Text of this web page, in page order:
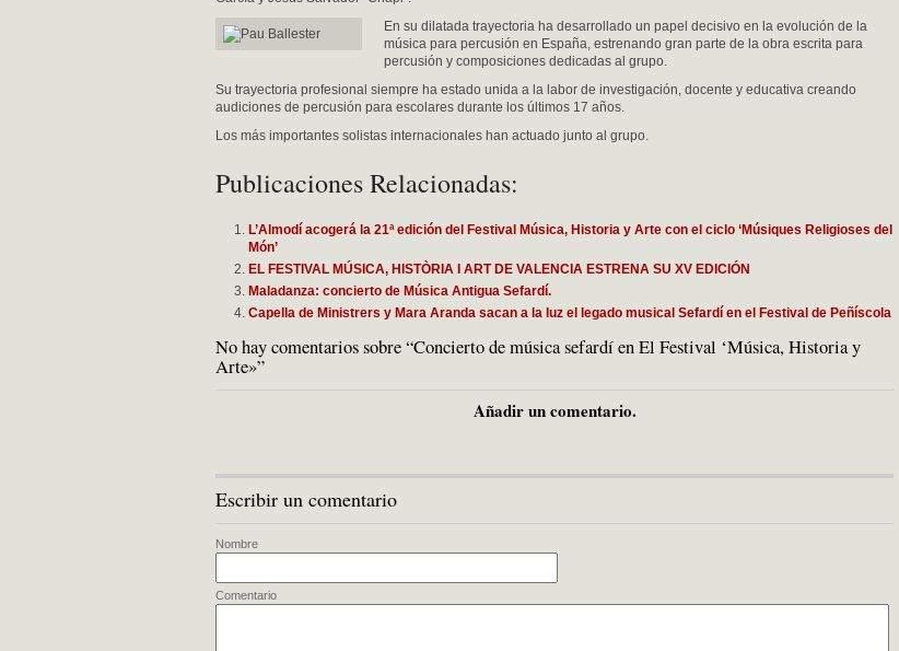
En su dilatada trayectoria ha desarrollado un papel decisivo en la evolución de la
música para percusión en España, estrenando gran parte de la obra escrita para
percusión y composiciones dedicadas al grupo.
Su trayectoria profesional siempre ha estado unida a la labor de investigación, docente y educativa creando
audiciones de percusión para escolares durante los últimos 17 años.
Los más importantes solistas internacionales han actuado junto al grupo.
Publicaciones Relacionadas:
L’Almodí acogerá la 21ª edición del Festival Música, Historia y Arte con el ciclo ‘Músiques Religioses del
Món’
EL FESTIVAL MÚSICA, HISTÒRIA I ART DE VALENCIA ESTRENA SU XV EDICIÓN
Maladanza: concierto de Música Antigua Sefardí.
Capella de Ministrers y Mara Aranda sacan a la luz el legado musical Sefardí en el Festival de Peñíscola
No hay comentarios sobre “Concierto de música sefardí en El Festival ‘Música, Historia y
Arte»”
Añadir un comentario.
Escribir un comentario
Nombre
Comentario